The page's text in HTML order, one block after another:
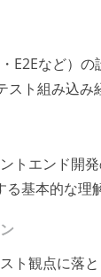
E2Eなど）の
スト組み込み
トエンド開
る基本的な理
ト観点に落